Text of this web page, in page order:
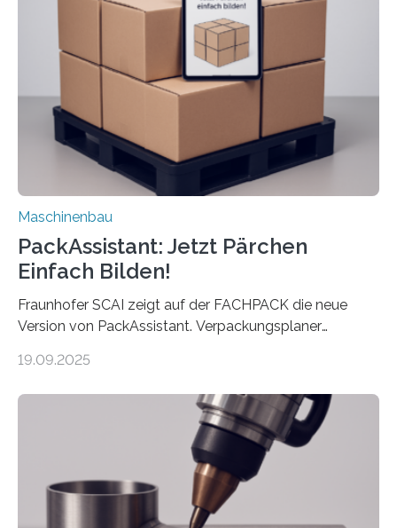
umzurüsten ist ein Job für echte Profis. Eine solche
Maschine faltet in Druckereien Broschüren, Prospekte,
Landkarten und vieles mehr – mehrere Zehntausend
Exemplare pro Stunde. Je nach Maschinentyp und
Auftrag kann das Umrüsten…
Maschinenbau
PackAssistant: Jetzt Pärchen
Einfach Bilden!
Fraunhofer SCAI zeigt auf der FACHPACK die neue
Version von PackAssistant. Verpackungsplaner
Automobil, Maschinenbau und in der Zulieferindustrie.
Teile als eine Einheit verpacken. Die Anordnung kann
der Benutzer vorgeben und erhält so mehr Kontrolle
über die Positionierung der Bauteile. Die ebenfalls neue
Automatisierungsschnittstelle dient dazu, die Software
besser in spezifische Unternehmensprozesse
einzubinden. Sankt Augustin – Zur Messe FACHPACK
19.09.2025